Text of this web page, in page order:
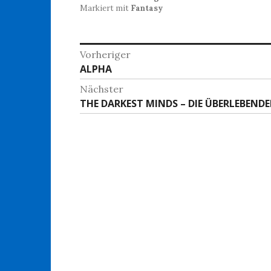
Markiert mit Fantasy
Beitragsnavigation
Vorheriger
Vorheriger
Beitrag:
ALPHA
Nächster
Nächster
Beitrag:
THE DARKEST MINDS – DIE